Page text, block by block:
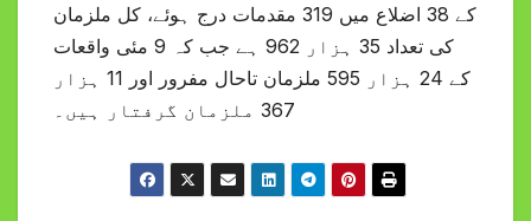
کے 38 اضلاع میں 319 مقدمات درج ہوئے، کل ملزمان
کی تعداد 35 ہزار 962 ہے جب کہ 9 مئی واقعات
کے 24 ہزار 595 ملزمان تاحال مفرور اور 11 ہزار
367 ملزمان گرفتار ہیں۔